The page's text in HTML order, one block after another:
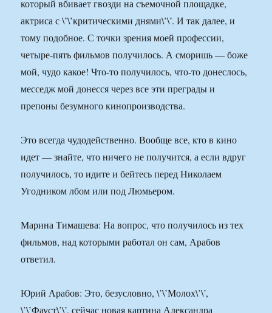
который вбивает гвозди на съемочной площадке,
актриса с \’\’критическими днями\’\’. И так далее, и
тому подобное. С точки зрения моей профессии,
четыре-пять фильмов получилось. А сморишь — боже
мой, чудо какое! Что-то получилось, что-то донеслось,
месседж мой донесся через все эти преграды и
препоны безумного кинопроизводства.
Это всегда чудодейственно. Вообще все, кто в кино
идет — знайте, что ничего не получится, а если вдруг
получилось, то идите и бейтесь перед Николаем
Угодником лбом или под Люмьером.
Марина Тимашева: На вопрос, что получилось из тех
фильмов, над которыми работал он сам, Арабов
ответил.
Юрий Арабов: Это, безусловно, \’\’Молох\’\’,
\’\’Фауст\’\’, сейчас новая картина Александра